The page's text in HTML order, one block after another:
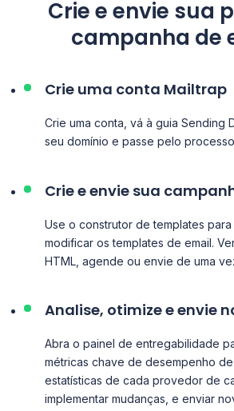
Crie e envie sua
campanha de
Crie uma conta Mailtrap
Crie uma conta, vá à guia Sending
seu domínio e passe pelo
Crie e envie sua
Use o construtor de templates
modificar os templates de email.
HTML, agende ou envie de uma
Analise, otimize e envie
Abra o painel de entregabilidade
métricas chave de desempenho
estatísticas de cada provedor de
implementar mudanças, e enviar